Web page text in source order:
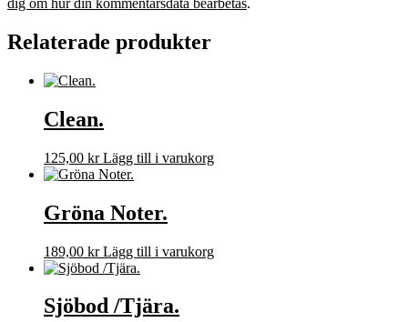
dig om hur din kommentarsdata bearbetas.
Relaterade produkter
Clean.
125,00 kr Lägg till i varukorg
Gröna Noter.
189,00 kr Lägg till i varukorg
Sjöbod /Tjära.